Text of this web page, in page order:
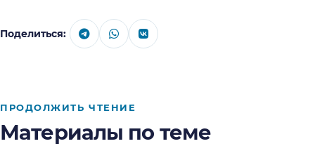
Поделиться:
ПРОДОЛЖИТЬ ЧТЕНИЕ
Материалы по теме